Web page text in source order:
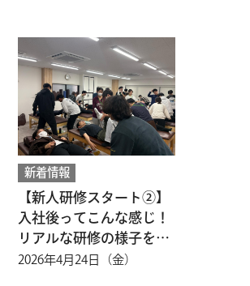
新着情報
【新人研修スタート②】
入社後ってこんな感じ！
リアルな研修の様子を公
開✨
2026年4月24日（金）